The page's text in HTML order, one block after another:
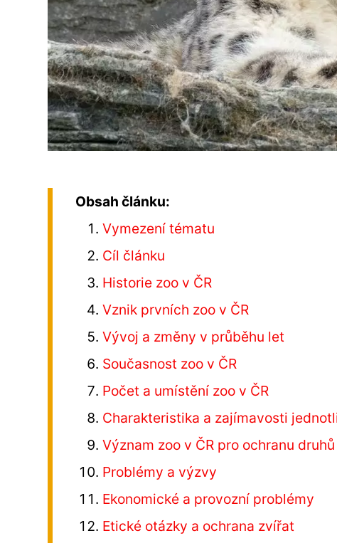
Obsah článku:
Vymezení tématu
Cíl článku
Historie zoo v ČR
Vznik prvních zoo v ČR
Vývoj a změny v průběhu let
Současnost zoo v ČR
Počet a umístění zoo v ČR
Charakteristika a zajímavosti
Význam zoo v ČR pro ochranu
Problémy a výzvy
Ekonomické a provozní problémy
Etické otázky a ochrana zvířat